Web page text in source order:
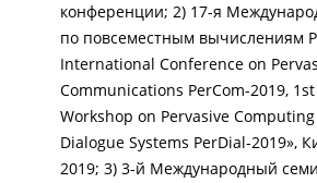
конференции; 2) 17-я
по повсеместным вычислениям
International Conference on
Communications PerCom-2019,
Workshop on Pervasive
Dialogue Systems PerDial-2019»,
2019; 3) 3-й Международный